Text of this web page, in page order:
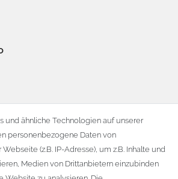
und ähnliche Technologien auf unserer
personenbezogene Daten von
(z.B. IP-Adresse), um z.B. Inhalte und
Medien von Drittanbietern einzubinden